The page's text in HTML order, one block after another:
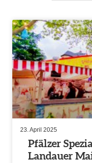
Pfälzer
Landauer
23. April 2025